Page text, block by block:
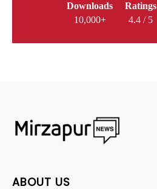
Downloads
10,000+
Ratings
4.4 / 5
ABOUT US